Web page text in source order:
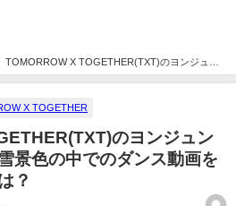
TOMORROW X TOGETHER(TXT)のヨンジュン
ンス動画を公開！ファンの反応は？
X TOGETHER
のヨンジュン
景色の中でのダンス動画を
？